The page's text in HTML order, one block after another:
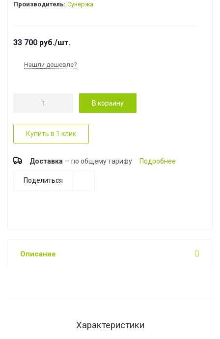
Производитель: Сунержа
33 700 руб./шт.
Нашли дешевле?
В корзину
Купить в 1 клик
Доставка — по общему тарифу Подробнее
Поделиться
Описание
Характеристики